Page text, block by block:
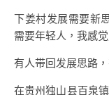
下姜村发展需要新
需要年轻人，我感
有人带回发展思路
在贵州独山县百泉